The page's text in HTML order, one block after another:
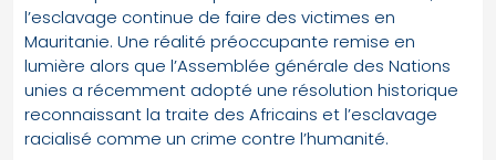
l’esclavage continue de faire des victimes en
Mauritanie. Une réalité préoccupante remise en
lumière alors que l’Assemblée générale des Nations
unies a récemment adopté une résolution historique
reconnaissant la traite des Africains et l’esclavage
racialisé comme un crime contre l’humanité.